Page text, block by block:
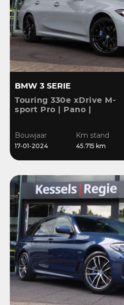
BMW 3 SERIE
Touring 330e xDrive M-
sport Pro | Pano |
Ambient | Sensoren
Bouwjaar
17-01-2024
Km stand
45.715 km